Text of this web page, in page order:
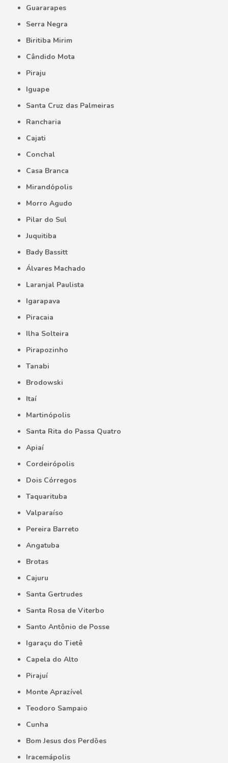
Guararapes
Serra Negra
Biritiba Mirim
Cândido Mota
Piraju
Iguape
Santa Cruz das Palmeiras
Rancharia
Cajati
Conchal
Casa Branca
Mirandópolis
Morro Agudo
Pilar do Sul
Juquitiba
Bady Bassitt
Álvares Machado
Laranjal Paulista
Igarapava
Piracaia
Ilha Solteira
Pirapozinho
Tanabi
Brodowski
Itaí
Martinópolis
Santa Rita do Passa Quatro
Apiaí
Cordeirópolis
Dois Córregos
Taquarituba
Valparaíso
Pereira Barreto
Angatuba
Brotas
Cajuru
Santa Gertrudes
Santa Rosa de Viterbo
Santo Antônio de Posse
Igaraçu do Tietê
Capela do Alto
Pirajuí
Monte Aprazível
Teodoro Sampaio
Cunha
Bom Jesus dos Perdões
Iracemápolis